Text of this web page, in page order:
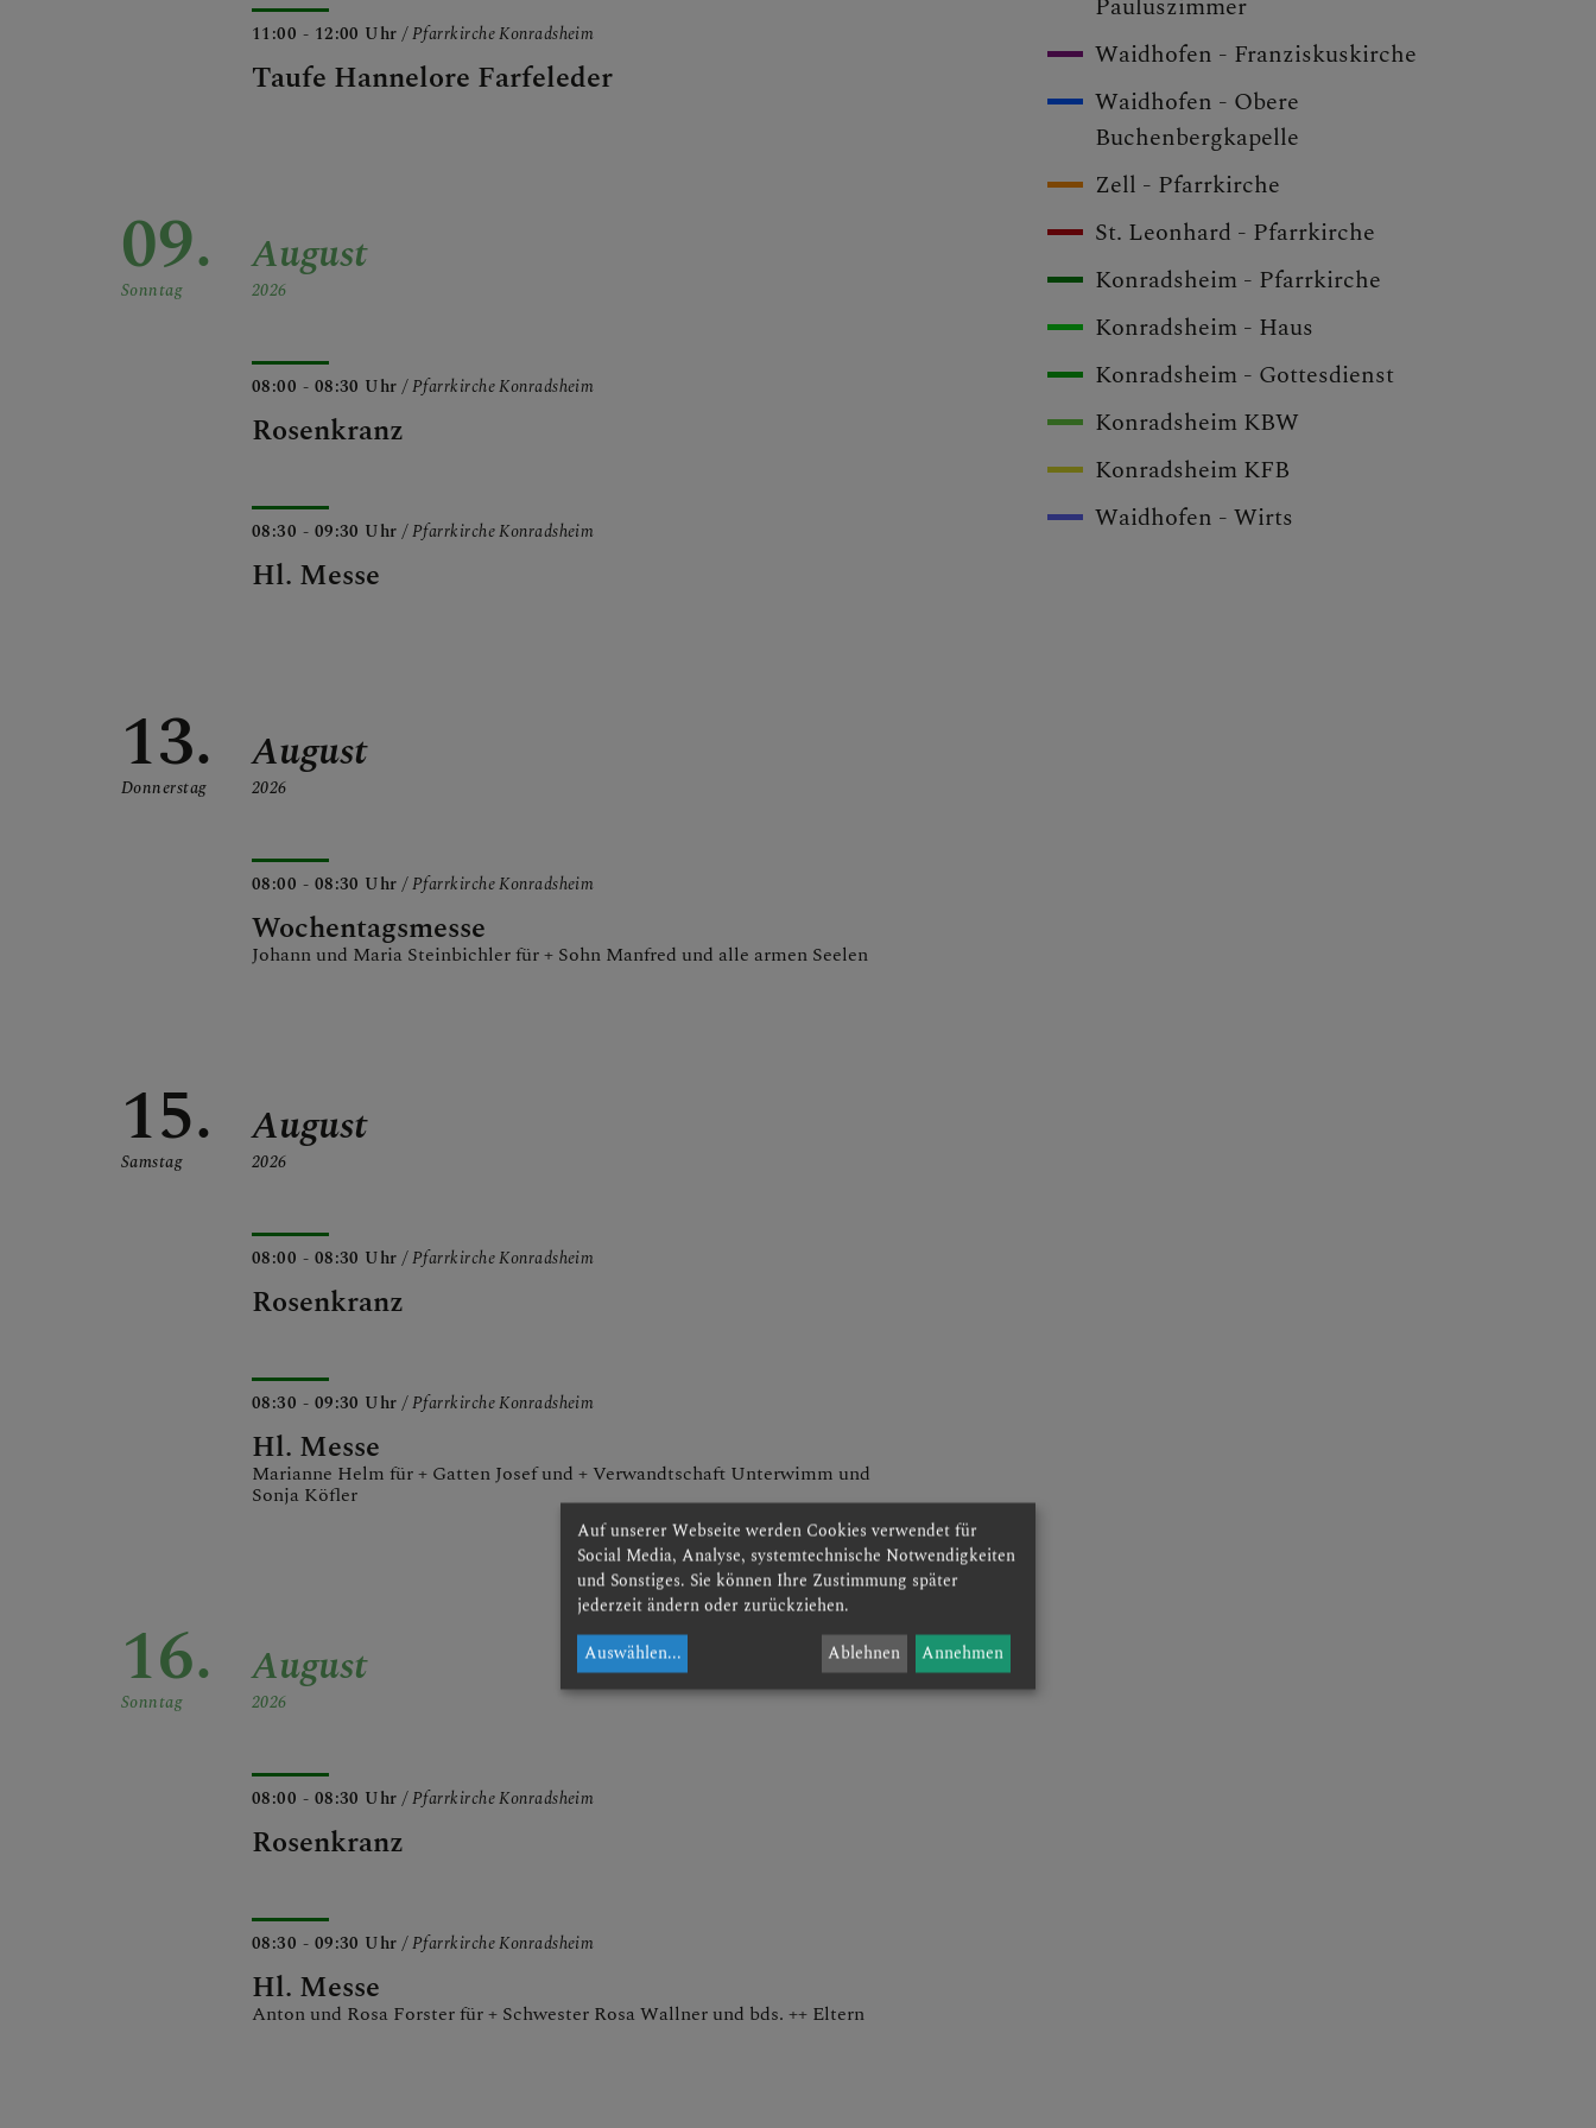
LINKS
11:00 - 12:00 Uhr/ Pfarrkirche Konradsheim
Taufe Hannelore Farfeleder
09.
Sonntag
August
2026
08:00 - 08:30 Uhr/ Pfarrkirche Konradsheim
Rosenkranz
08:30 - 09:30 Uhr/ Pfarrkirche Konradsheim
Hl. Messe
13.
Donnerstag
August
2026
08:00 - 08:30 Uhr/ Pfarrkirche Konradsheim
Wochentagsmesse
Johann und Maria Steinbichler für + Sohn Manfred und alle armen Seelen
15.
Samstag
August
2026
08:00 - 08:30 Uhr/ Pfarrkirche Konradsheim
Rosenkranz
08:30 - 09:30 Uhr/ Pfarrkirche Konradsheim
Hl. Messe
Marianne Helm für + Gatten Josef und + Verwandtschaft Unterwimm und
Sonja Köfler
16.
Sonntag
August
2026
08:00 - 08:30 Uhr/ Pfarrkirche Konradsheim
Rosenkranz
08:30 - 09:30 Uhr/ Pfarrkirche Konradsheim
Hl. Messe
Anton und Rosa Forster für + Schwester Rosa Wallner und bds. ++ Eltern
Pauluszimmer
Waidhofen - Franziskuskirche
Waidhofen - Obere
Buchenbergkapelle
Zell - Pfarrkirche
St. Leonhard - Pfarrkirche
Konradsheim - Pfarrkirche
Konradsheim - Haus
Konradsheim - Gottesdienst
Konradsheim KBW
Konradsheim KFB
Waidhofen - Wirts
Auf unserer Webseite werden Cookies verwendet für
Social Media, Analyse, systemtechnische Notwendigkeiten
und Sonstiges. Sie können Ihre Zustimmung später
jederzeit ändern oder zurückziehen.
Auswählen... Ablehnen Annehmen